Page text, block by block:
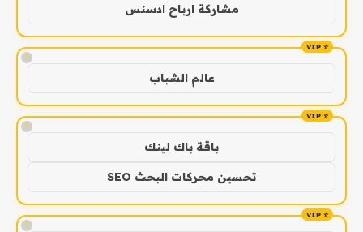
مشاركة ارباح ادسنس
!
عالم الشباب
!
باقة باك لينك
تحسين محركات البحث SEO
!